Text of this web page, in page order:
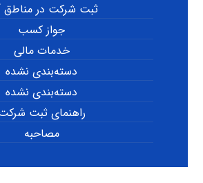
ثبت شرکت در مناطق
جواز کسب
خدمات مالی
دسته‌بندی نشده
دسته‌بندی نشده
راهنمای ثبت
مصاحبه